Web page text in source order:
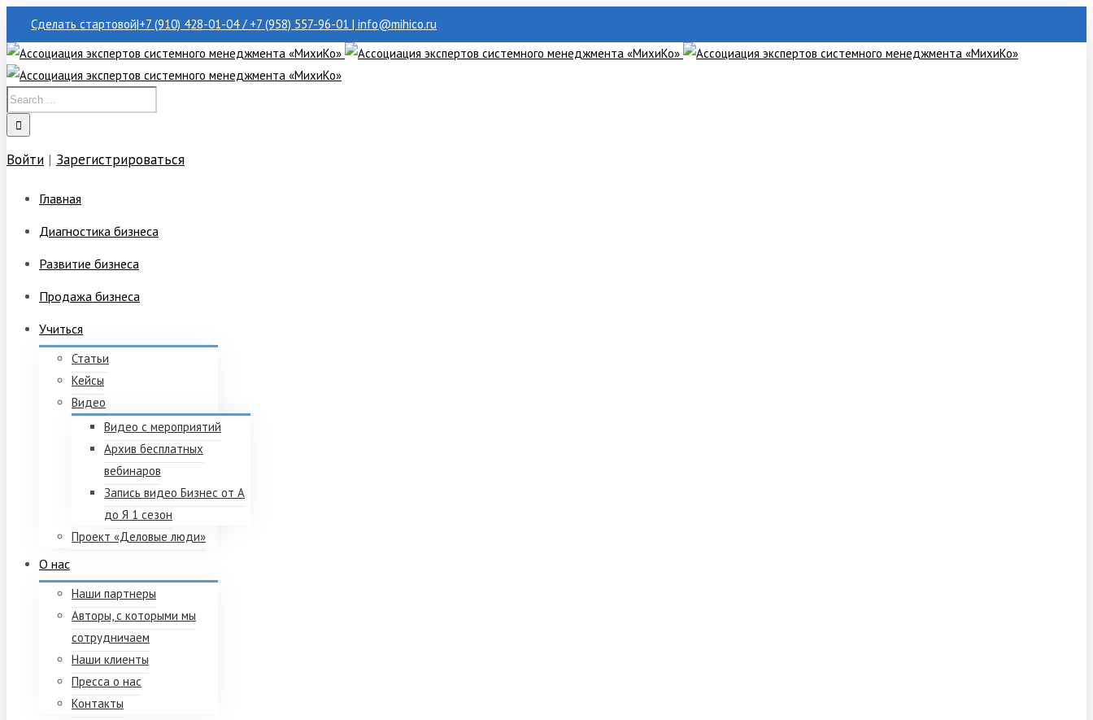
Сделать стартовой|+7 (910) 428-01-04 / +7 (958) 557-96-01 | info@mihico.ru
Войти | Зарегистрироваться
Главная
Диагностика бизнеса
Развитие бизнеса
Продажа бизнеса
Учиться
Статьи
Кейсы
Видео
Видео с мероприятий
Архив бесплатных
вебинаров
Запись видео Бизнес от А
до Я 1 сезон
Проект «Деловые люди»
О нас
Наши партнеры
Авторы, с которыми мы
сотрудничаем
Наши клиенты
Пресса о нас
Контакты